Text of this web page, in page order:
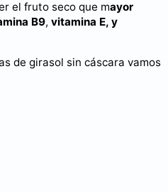
el fruto seco que mayor
B9, vitamina E, y
de girasol sin cáscara vamos